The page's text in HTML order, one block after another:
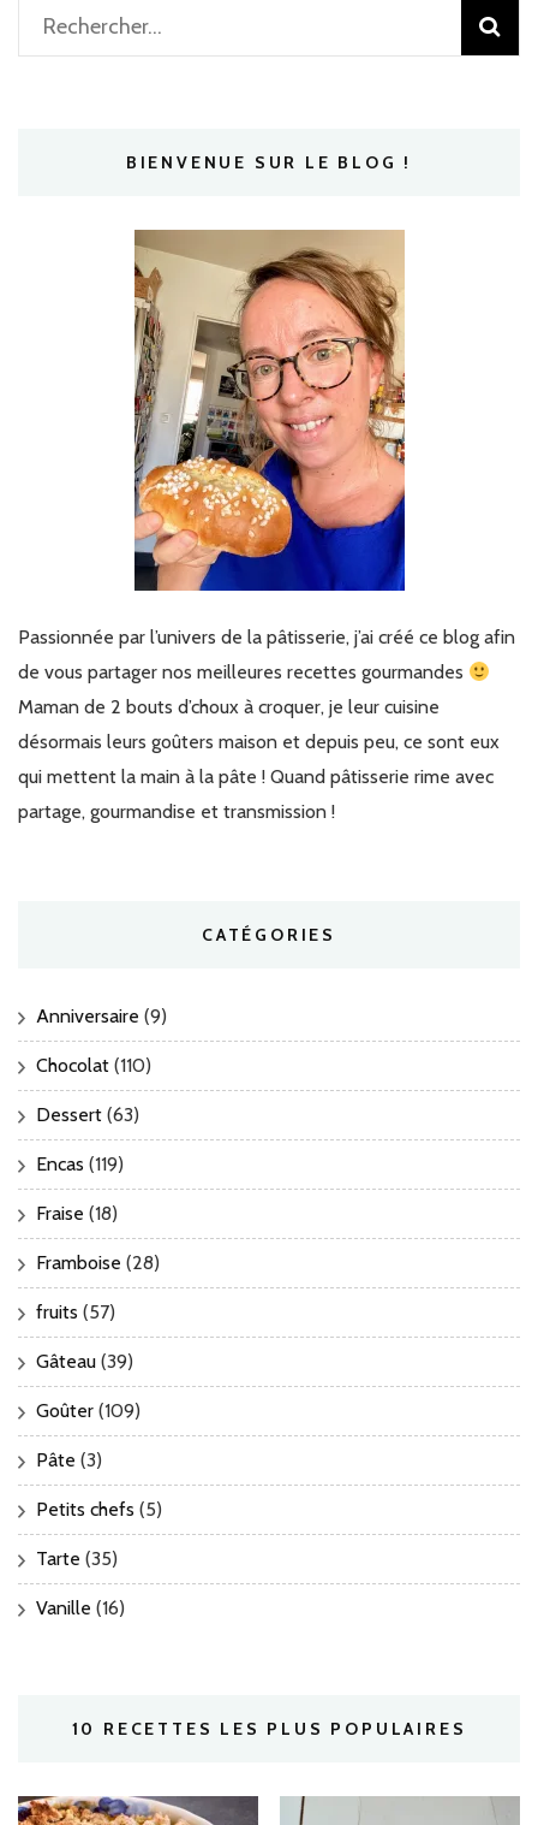
Rechercher :
BIENVENUE SUR LE BLOG !
Passionnée par l’univers de la pâtisserie, j’ai créé ce blog afin
de vous partager nos meilleures recettes gourmandes
Maman de 2 bouts d’choux à croquer, je leur cuisine
désormais leurs goûters maison et depuis peu, ce sont eux
qui mettent la main à la pâte ! Quand pâtisserie rime avec
partage, gourmandise et transmission !
CATÉGORIES
Anniversaire (9)
Chocolat (110)
Dessert (63)
Encas (119)
Fraise (18)
Framboise (28)
fruits (57)
Gâteau (39)
Goûter (109)
Pâte (3)
Petits chefs (5)
Tarte (35)
Vanille (16)
10 RECETTES LES PLUS POPULAIRES